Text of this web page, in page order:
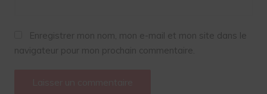
Enregistrer mon nom, mon e-mail et mon site dans le
navigateur pour mon prochain commentaire.